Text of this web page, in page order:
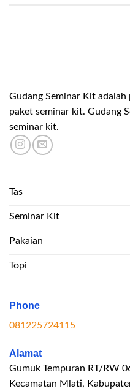
Gudang Seminar Kit adalah
paket seminar kit. Gudang
seminar kit.
Tas
Seminar Kit
Pakaian
Topi
Phone
081225724115
Alamat
Gumuk Tempuran RT/RW
Kecamatan Mlati,